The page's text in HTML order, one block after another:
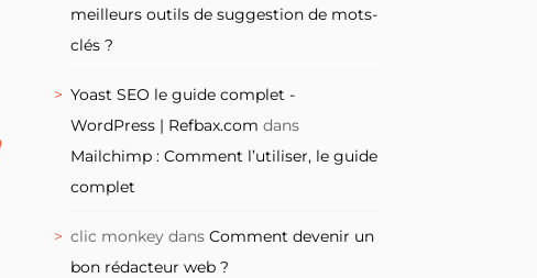
meilleurs outils de suggestion de mots-
clés ?
Yoast SEO le guide complet -
WordPress | Refbax.com dans
Mailchimp : Comment l’utiliser, le guide
complet
clic monkey dansComment devenir un
bon rédacteur web ?